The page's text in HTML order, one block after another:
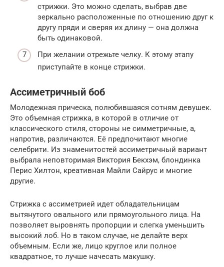
стрижки. Это можно сделать, выбрав две
зеркально расположенные по отношению друг к
другу пряди и сверяя их длину — она должна
быть одинаковой.
При желании отрежьте челку. К этому этапу
приступайте в конце стрижки.
Ассиметричный боб
Молодежная прическа, полюбившаяся сотням девушек.
Это объемная стрижка, в которой в отличие от
классического стиля, стороны не симметричные, а,
напротив, различаются. Её предпочитают многие
селебрити. Из знаменитостей ассиметричный вариант
выбрала неповторимая Виктория Бекхэм, блондинка
Перис Хилтон, креативная Майли Сайрус и многие
другие.
Стрижка с ассиметрией идет обладательницам
вытянутого овального или прямоугольного лица. На
позволяет выровнять пропорции и слегка уменьшить
высокий лоб. Но в таком случае, не делайте верх
объемным. Если же, лицо круглое или полное
квадратное, то лучше начесать макушку.